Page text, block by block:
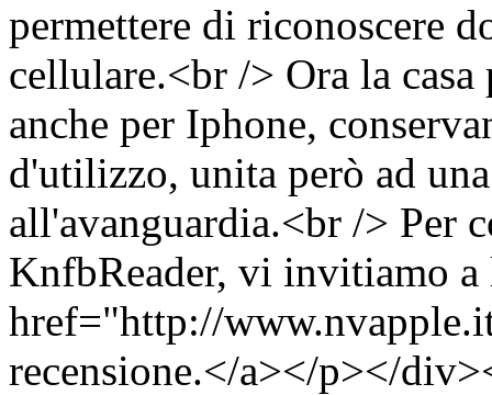
permettere di riconoscere
cellulare.<br /> Ora la
anche per Iphone,
d'utilizzo, unita però ad
all'avanguardia.<br /> Per
KnfbReader, vi invitiamo a
href="http://
recensione.</a></p></